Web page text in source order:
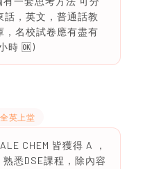
話，英文，普通話教
，名校試卷應有盡有
時 🆗)
全英上堂
CHEM 皆獲得 A ，
悉DSE課程，除內容